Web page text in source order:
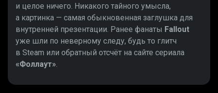
и целое ничего. Никакого тайного умысла,
а картинка — самая обыкновенная заглушка для
внутренней презентации. Ранее фанаты Fallout
уже шли по неверному следу, будь то глитч
в Steam или обратный отсчёт на сайте сериала
«Фоллаут».